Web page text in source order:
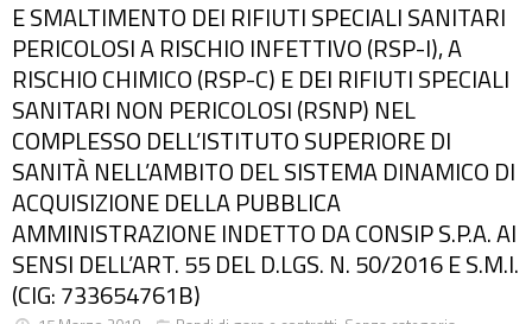
E SMALTIMENTO DEI RIFIUTI SPECIALI SANITARI
PERICOLOSI A RISCHIO INFETTIVO (RSP-I), A
RISCHIO CHIMICO (RSP-C) E DEI RIFIUTI SPECIALI
SANITARI NON PERICOLOSI (RSNP) NEL
COMPLESSO DELL’ISTITUTO SUPERIORE DI
SANITÀ NELL’AMBITO DEL SISTEMA DINAMICO DI
ACQUISIZIONE DELLA PUBBLICA
AMMINISTRAZIONE INDETTO DA CONSIP S.P.A. AI
SENSI DELL’ART. 55 DEL D.LGS. N. 50/2016 E S.M.I.
(CIG: 733654761B)